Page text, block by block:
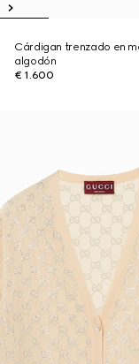
Cárdigan trenzado en
algodón
€ 1.600